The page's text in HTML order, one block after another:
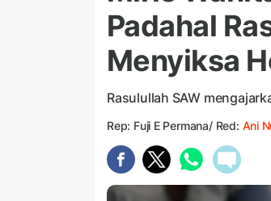
Padahal
Menyiksa
Rasulullah SAW
Rep: Fuji E Permana/ Red: Ani